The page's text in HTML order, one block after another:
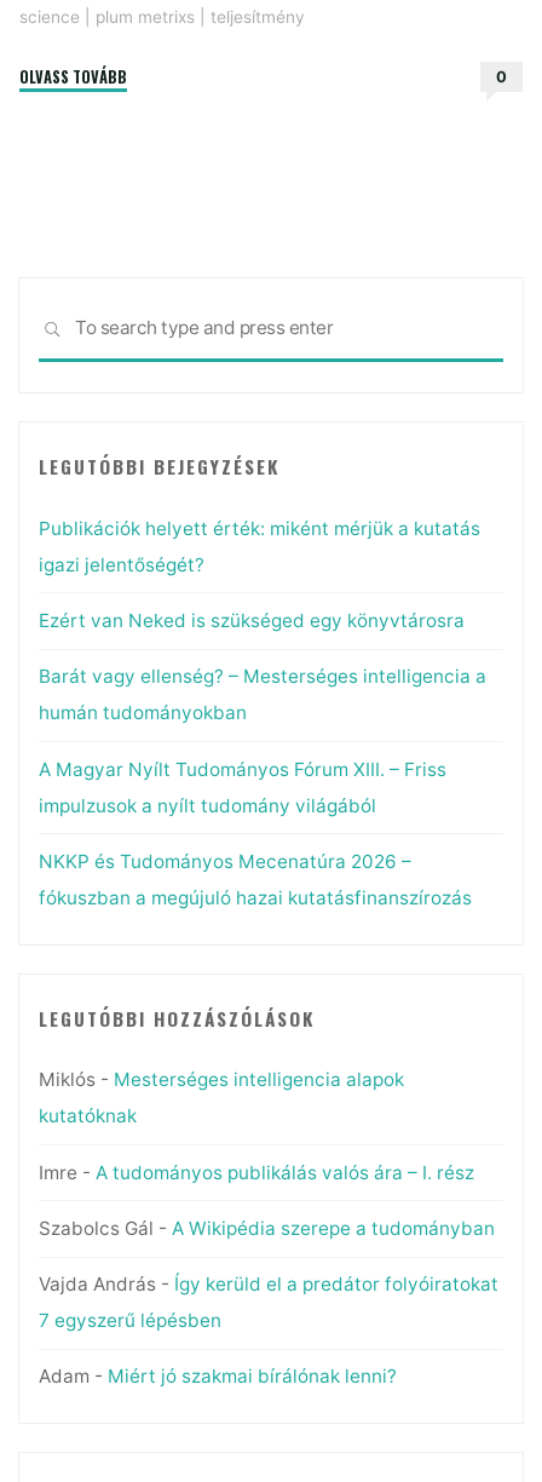
science plum metrixs |teljesítmény
OLVASS TOVÁBB 0
SEARCH
LEGUTÓBBI BEJEGYZÉSEK
Publikációk helyett érték: miként mérjük a kutatás
igazi jelentőségét?
Ezért van Neked is szükséged egy könyvtárosra
Barát vagy ellenség? – Mesterséges intelligencia a
humán tudományokban
A Magyar Nyílt Tudományos Fórum XIII. – Friss
impulzusok a nyílt tudomány világából
NKKP és Tudományos Mecenatúra 2026 –
fókuszban a megújuló hazai kutatásfinanszírozás
LEGUTÓBBI HOZZÁSZÓLÁSOK
Miklós- Mesterséges intelligencia alapok
kutatóknak
Imre - A tudományos publikálás valós ára – I. rész
Szabolcs Gál - A Wikipédia szerepe a tudományban
Vajda András- Így kerüld el a predátor folyóiratokat
7 egyszerű lépésben
Adam - Miért jó szakmai bírálónak lenni?